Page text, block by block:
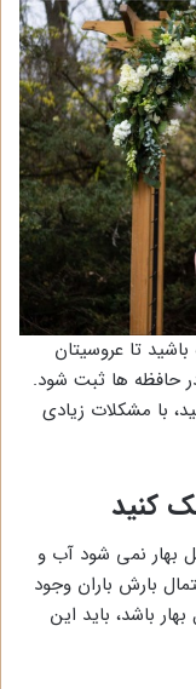
تا عروسیتان
حافظه ها ثبت شود.
با مشکلات زیادی
بهار نمی شود آب و
بارش باران وجود
باشد، باید این